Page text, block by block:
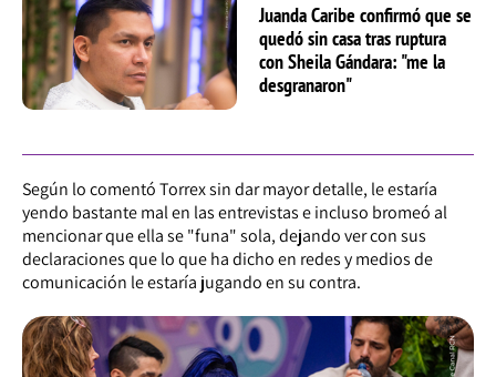
Juanda Caribe confirmó que se
quedó sin casa tras ruptura
con Sheila Gándara: "me la
desgranaron"
Según lo comentó Torrex sin dar mayor detalle, le estaría
yendo bastante mal en las entrevistas e incluso bromeó al
mencionar que ella se "funa" sola, dejando ver con sus
declaraciones que lo que ha dicho en redes y medios de
comunicación le estaría jugando en su contra.